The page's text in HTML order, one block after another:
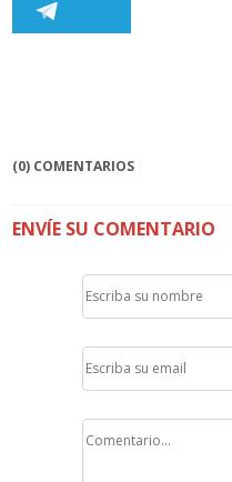
(0) COMENTARIOS
ENVÍE SU COMENTARIO